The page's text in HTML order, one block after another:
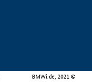
BMWi.de, 2021 ©